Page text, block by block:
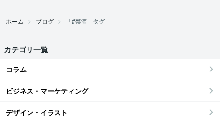
ホーム ブログ 「#禁酒」タグ
カテゴリ一覧
コラム
ビジネス・マーケティング
デザイン・イラスト